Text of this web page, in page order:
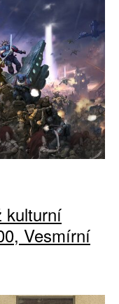
kulturní
Vesmírní